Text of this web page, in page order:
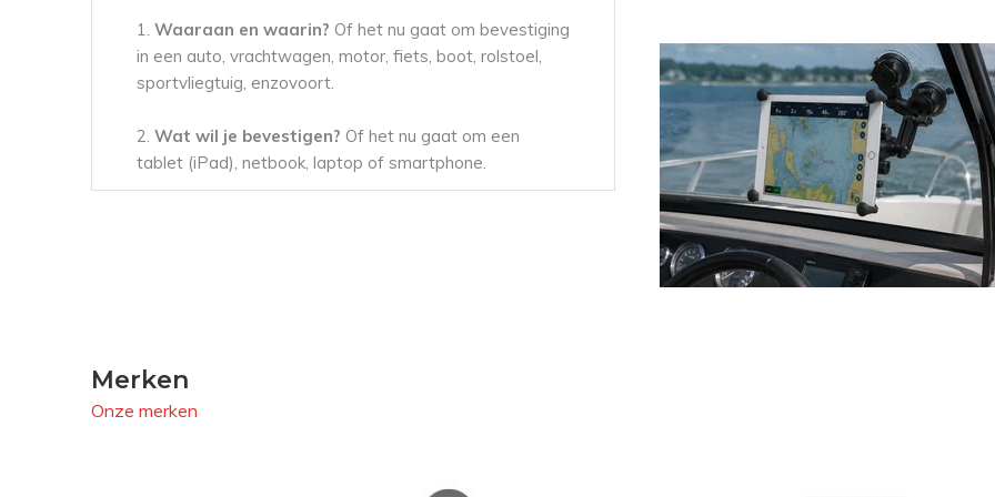
1. Waaraan en waarin? Of het nu gaat om bevestiging
in een auto, vrachtwagen, motor, fiets, boot, rolstoel,
sportvliegtuig, enzovoort.
2. Wat wil je bevestigen? Of het nu gaat om een
tablet (iPad), netbook, laptop of smartphone.
iBolt/Arkon en Lampa. Vaak zijn deze merken
compatibel met het RAM Mounts systeem. Ons
Merken
Onze merken